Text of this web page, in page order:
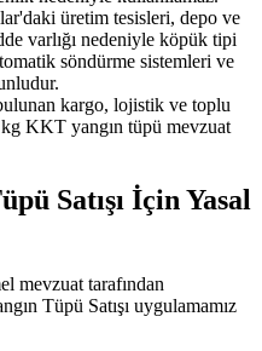
üretim tesisleri, depo ve
varlığı nedeniyle köpük tipi
söndürme sistemleri ve
kargo, lojistik ve toplu
kg KKT yangın tüpü mevzuat
Satışı İçin Yasal
mevzuat tarafından
Tüpü Satışı uygulamamız